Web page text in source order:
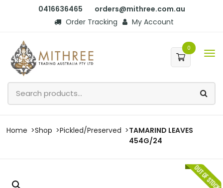
0416636465
orders@mithree.com.au
Order Tracking
My Account
0
Home Shop Pickled/Preserved
TAMARIND LEAVES
454G/24